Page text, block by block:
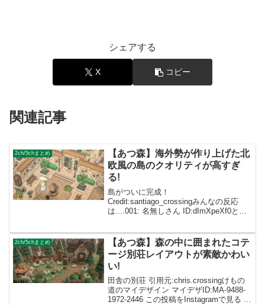
シェアする
X コピー
関連記事
2ch/5chまとめ
【あつ森】海外勢が作り上げた北
欧風の島のクオリティが高すぎ
る!
島がついに完成！
Credit:santiago_crossingみんなの反応
は....001: 名無しさん ID:dImXpeXf0とて
ゃ良い！うち...
2ch/5chまとめ
【あつ森】森の中に囲まれたコテ
ージ別荘レイアウトが素敵かわい
い!
田舎の別荘 引用元:chris.crossingけもの
道のマイデザイン マイデザID:MA-9488-
1972-2446 この投稿をInstagramで見る リ